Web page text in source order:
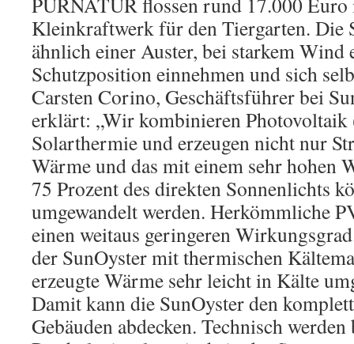
Kleinkraftwerk für den Tiergarten. Die
ähnlich einer Auster, bei starkem Wind
Schutzposition einnehmen und sich
Carsten Corino, Geschäftsführer bei
erklärt: „Wir kombinieren
Solarthermie und erzeugen nicht nur
Wärme und das mit einem sehr hohen
75 Prozent des direkten Sonnenlichts
umgewandelt werden. Herkömmliche
einen weitaus geringeren
der SunOyster mit thermischen
erzeugte Wärme sehr leicht in Kälte
Damit kann die SunOyster den
Gebäuden abdecken. Technisch